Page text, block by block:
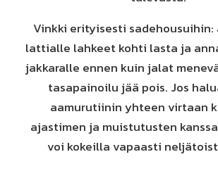
Vinkki erityisesti
lattialle lahkeet kohti lasta ja
jakkaralle ennen kuin jalat
tasapainoilu jää pois. Jos
aamurutiinin yhteen virtaan
ajastimen ja muistutusten
voi kokeilla vapaasti